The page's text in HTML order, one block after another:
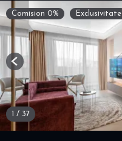
Comision 0% Exclusivitate
1 / 37
Previous